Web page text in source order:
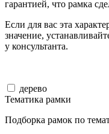
гарантией, что рамка
Если для вас эта
значение,
у консультанта.
дерево
Тематика рамки
Подборка рамок по